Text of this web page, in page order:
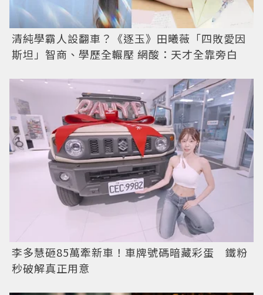
清純學霸人設翻車？《逐玉》田曦薇「四敗愛因
斯坦」智商、學歷全輾壓 網酸：天才全靠旁白
李多慧砸85萬牽新車！車牌號碼暗藏彩蛋 鐵粉
秒破解真正用意